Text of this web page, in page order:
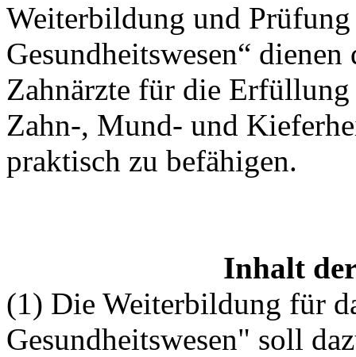
Weiterbildung und
Gesundheitswesen“
Zahnärzte für die
Zahn-, Mund- und
praktisch zu befähigen.
Inhalt
(1) Die Weiterbildung für
Gesundheitswesen" soll